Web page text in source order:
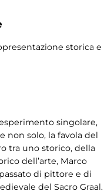
storica e
singolare,
non solo, la favola del
tra uno storico, della
dell’arte, Marco
di pittore e di
del Sacro Graal.